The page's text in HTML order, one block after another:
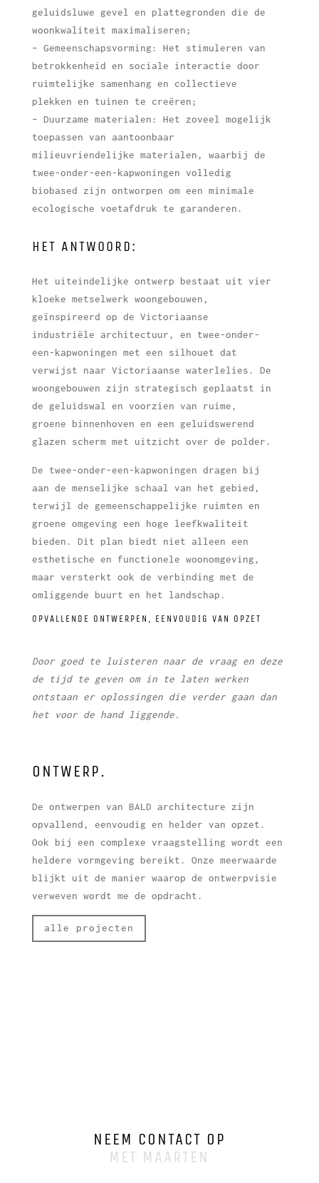
geluidsluwe gevel en plattegronden die de
woonkwaliteit maximaliseren;
– Gemeenschapsvorming: Het stimuleren van
betrokkenheid en sociale interactie door
ruimtelijke samenhang en collectieve
plekken en tuinen te creëren;
– Duurzame materialen: Het zoveel mogelijk
toepassen van aantoonbaar
milieuvriendelijke materialen, waarbij de
twee-onder-een-kapwoningen volledig
biobased zijn ontworpen om een minimale
ecologische voetafdruk te garanderen.
HET ANTWOORD:
Het uiteindelijke ontwerp bestaat uit vier
kloeke metselwerk woongebouwen,
geïnspireerd op de Victoriaanse
industriële architectuur, en twee-onder-
een-kapwoningen met een silhouet dat
verwijst naar Victoriaanse waterlelies. De
woongebouwen zijn strategisch geplaatst in
de geluidswal en voorzien van ruime,
groene binnenhoven en een geluidswerend
glazen scherm met uitzicht over de polder.
De twee-onder-een-kapwoningen dragen bij
aan de menselijke schaal van het gebied,
terwijl de gemeenschappelijke ruimten en
groene omgeving een hoge leefkwaliteit
bieden. Dit plan biedt niet alleen een
esthetische en functionele woonomgeving,
maar versterkt ook de verbinding met de
omliggende buurt en het landschap.
OPVALLENDE ONTWERPEN, EENVOUDIG VAN OPZET
Door goed te luisteren naar de vraag en deze
de tijd te geven om in te laten werken
ontstaan er oplossingen die verder gaan dan
het voor de hand liggende.
ONTWERP.
De ontwerpen van BALD architecture zijn
opvallend, eenvoudig en helder van opzet.
Ook bij een complexe vraagstelling wordt een
heldere vormgeving bereikt. Onze meerwaarde
blijkt uit de manier waarop de ontwerpvisie
verweven wordt me de opdracht.
alle projecten
NEEM CONTACT OP
MET MAARTEN